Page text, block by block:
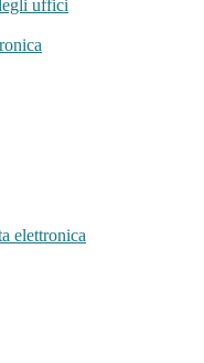
uffici
elettronica